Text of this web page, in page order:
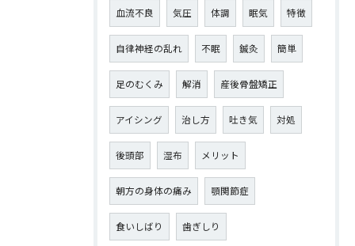
血流不良 気圧 体調 眠気 特徴
自律神経の乱れ 不眠 鍼灸 簡単
足のむくみ 解消 産後骨盤矯正
アイシング 治し方 吐き気 対処
後頭部 湿布 メリット
朝方の身体の痛み 顎関節症
食いしばり 歯ぎしり